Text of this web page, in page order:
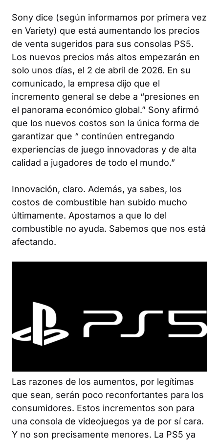
Sony dice (según informamos por primera vez
en Variety) que está aumentando los precios
de venta sugeridos para sus consolas PS5.
Los nuevos precios más altos empezarán en
solo unos días, el 2 de abril de 2026. En su
comunicado, la empresa dijo que el
incremento general se debe a “presiones en
el panorama económico global.” Sony afirmó
que los nuevos costos son la única forma de
garantizar que “ continúen entregando
experiencias de juego innovadoras y de alta
calidad a jugadores de todo el mundo.”
Innovación, claro. Además, ya sabes, los
costos de combustible han subido mucho
últimamente. Apostamos a que lo del
combustible no ayuda. Sabemos que nos está
afectando.
Las razones de los aumentos, por legítimas
que sean, serán poco reconfortantes para los
consumidores. Estos incrementos son para
una consola de videojuegos ya de por sí cara.
Y no son precisamente menores. La PS5 ya